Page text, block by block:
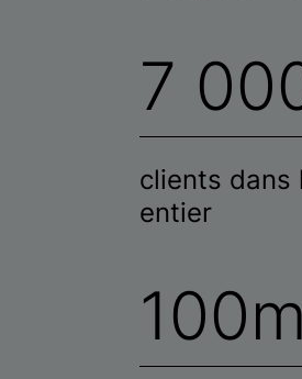
7
clients dans
entier